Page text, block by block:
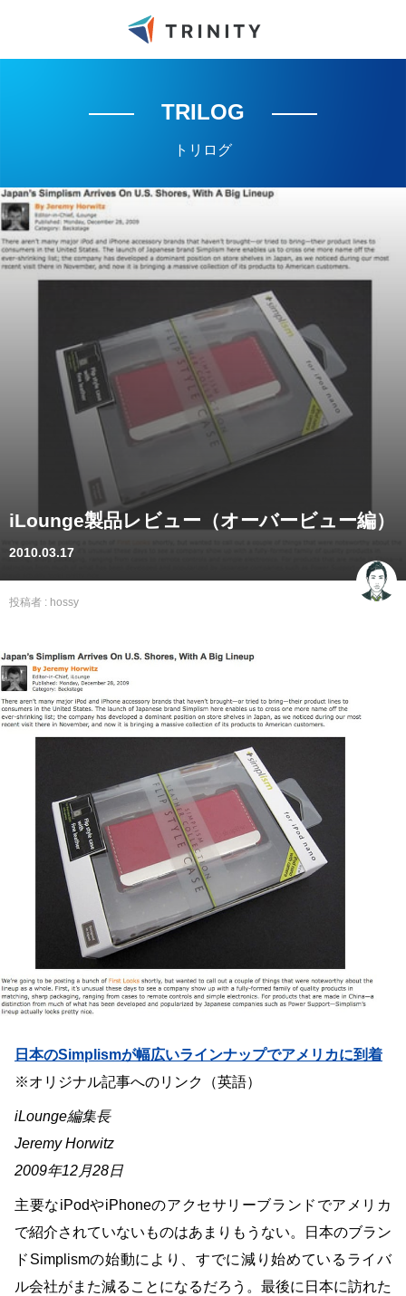
TRILOG
トリログ
iLounge製品レビュー（オーバービュー編）
2010.03.17
投稿者 : hossy
日本のSimplismが幅広いラインナップでアメリカに到着
※オリジナル記事へのリンク（英語）
iLounge編集長
Jeremy Horwitz
2009年12月28日
主要なiPodやiPhoneのアクセサリーブランドでアメリカ
で紹介されていないものはあまりもうない。日本のブラン
ドSimplismの始動により、すでに減り始めているライバ
ル会社がまた減ることになるだろう。最後に日本に訪れた